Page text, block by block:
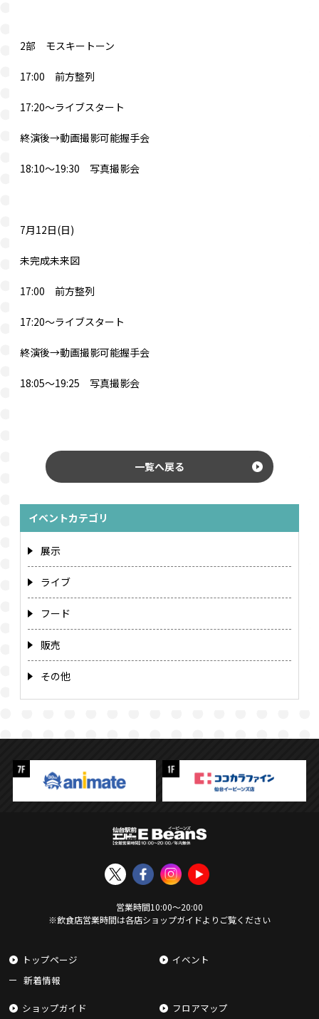
2部 モスキートーン
17:00 前方整列
17:20～ライブスタート
終演後→動画撮影可能握手会
18:10～19:30 写真撮影会
7月12日(日)
未完成未来図
17:00 前方整列
17:20～ライブスタート
終演後→動画撮影可能握手会
18:05～19:25 写真撮影会
一覧へ戻る
イベントカテゴリ
展示
ライブ
フード
販売
その他
営業時間10:00〜20:00
※飲食店営業時間は各店ショップガイドよりご覧ください
トップページ
新着情報
イベント
ショップガイド フロアマップ